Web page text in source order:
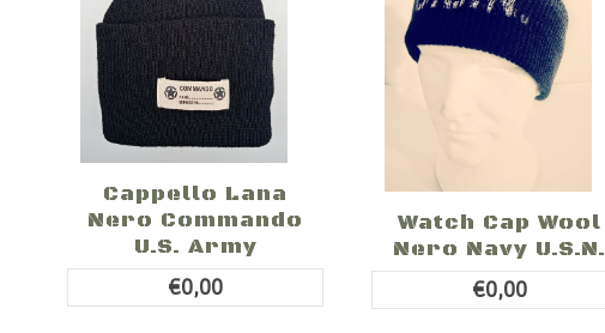
Cappello Lana
Nero Commando
U.S. Army
€0,00
Watch Cap Wool
Nero Navy U.S.N.
€0,00